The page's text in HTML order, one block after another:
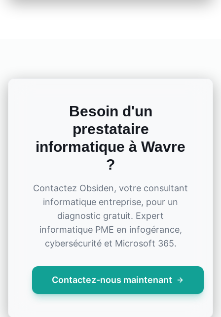
Besoin d'un
prestataire
informatique à Wavre
?
Contactez Obsiden, votre consultant
informatique entreprise, pour un
diagnostic gratuit. Expert
informatique PME en infogérance,
cybersécurité et Microsoft 365.
Contactez-nous maintenant